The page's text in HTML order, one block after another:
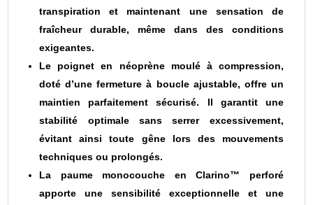
transpiration et maintenant une sensation de
fraîcheur durable, même dans des conditions
exigeantes.
Le poignet en néoprène moulé à compression,
doté d’une fermeture à boucle ajustable, offre un
maintien parfaitement sécurisé. Il garantit une
stabilité optimale sans serrer excessivement,
évitant ainsi toute gêne lors des mouvements
techniques ou prolongés.
La paume monocouche en Clarino™ perforé
apporte une sensibilité exceptionnelle et une